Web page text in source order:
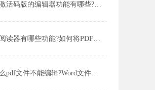
福昕激活码版的编辑器功能有哪些?怎么删除pdf文件其中一页?
福昕阅读器有哪些功能?如何将PDF文件转换为PPT文件?
为什么pdf文件不能编辑?Word文件怎么转换成pdf格式?